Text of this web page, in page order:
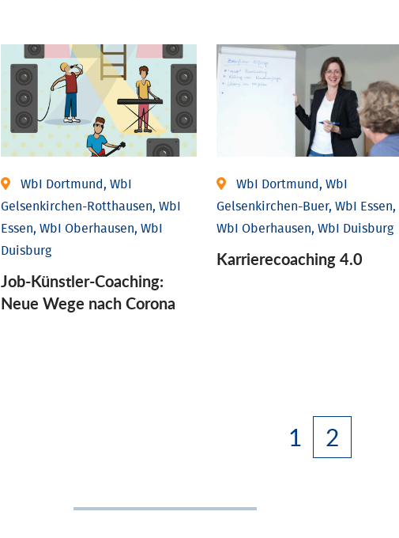
WbI Dortmund, WbI
Gelsenkirchen-Rotthausen, WbI
Essen, WbI Oberhausen, WbI
Duisburg
Job-Künstler-Coaching:
Neue Wege nach Corona
WbI Dortmund, WbI
Gelsenkirchen-Buer, WbI Essen,
WbI Oberhausen, WbI Duisburg
Karriere­coaching 4.0
1 2